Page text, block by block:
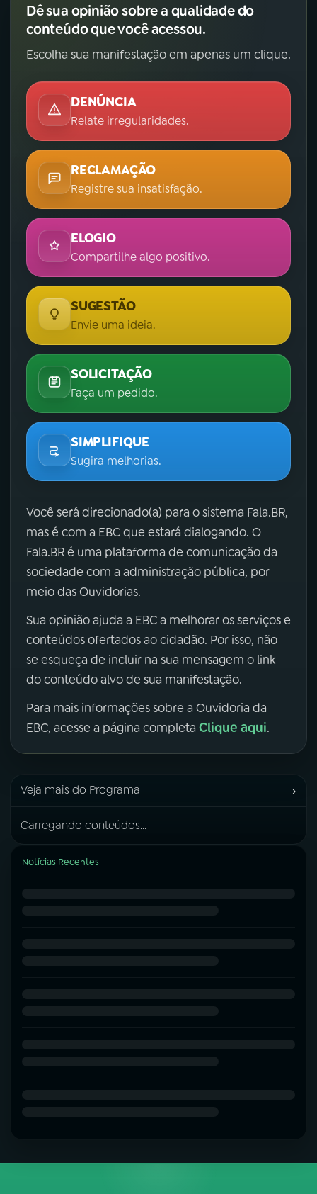
TikTok
Dê sua opinião sobre a qualidade do
conteúdo que você acessou.
Escolha sua manifestação em apenas um clique.
DENÚNCIA
Relate irregularidades.
RECLAMAÇÃO
Registre sua insatisfação.
ELOGIO
Compartilhe algo positivo.
SUGESTÃO
Envie uma ideia.
SOLICITAÇÃO
Faça um pedido.
SIMPLIFIQUE
Sugira melhorias.
Você será direcionado(a) para o sistema Fala.BR,
mas é com a EBC que estará dialogando. O
Fala.BR é uma plataforma de comunicação da
sociedade com a administração pública, por
meio das Ouvidorias.
Sua opinião ajuda a EBC a melhorar os serviços e
conteúdos ofertados ao cidadão. Por isso, não
se esqueça de incluir na sua mensagem o link
do conteúdo alvo de sua manifestação.
Para mais informações sobre a Ouvidoria da
EBC, acesse a página completa Clique aqui.
Veja mais do Programa ›
Carregando conteúdos...
Notícias Recentes